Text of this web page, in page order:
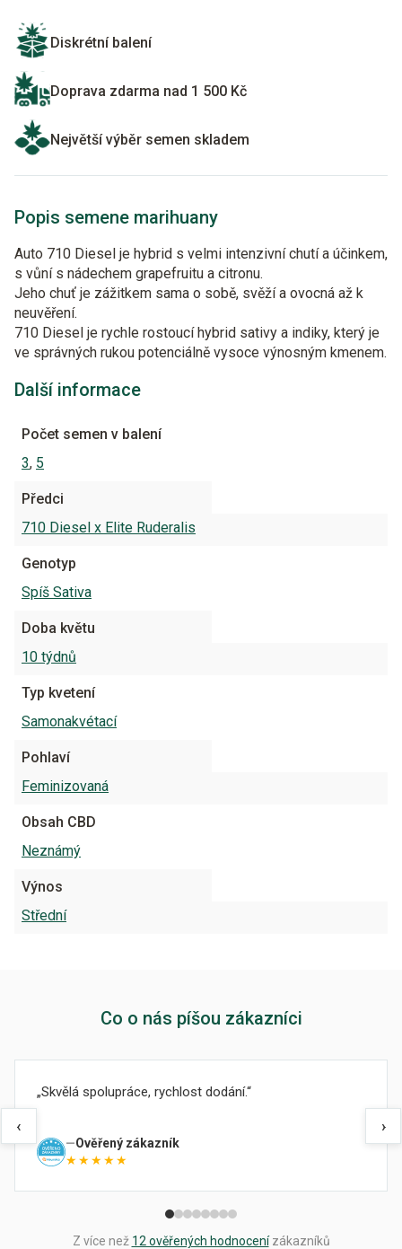
Diskrétní balení
Doprava zdarma nad 1 500 Kč
Největší výběr semen skladem
Popis semene marihuany
Auto 710 Diesel je hybrid s velmi intenzivní chutí a účinkem,
s vůní s nádechem grapefruitu a citronu.
Jeho chuť je zážitkem sama o sobě, svěží a ovocná až k
neuvěření.
710 Diesel je rychle rostoucí hybrid sativy a indiky, který je
ve správných rukou potenciálně vysoce výnosným kmenem.
Další informace
Počet semen v balení
3, 5
Předci
710 Diesel x Elite Ruderalis
Genotyp
Spíš Sativa
Doba květu
10 týdnů
Typ kvetení
Samonakvétací
Pohlaví
Feminizovaná
Obsah CBD
Neznámý
Výnos
Střední
Co o nás píšou zákazníci
‹
Skvělá spolupráce, rychlost dodání.
Ověřený zákazník
★★★★★
›
Z více než 12 ověřených hodnocenízákazníků